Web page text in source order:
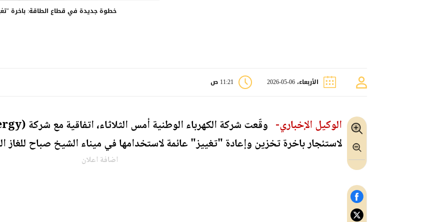
خطوة جديدة في قطاع الطاقة: باخرة
الأربعاء، 06-05-2026 11:21 ص
الوكيل الإخباري-
لاستئجار باخرة تخزين وإعادة "تغييز" عائمة لاستخدامها في ميناء الشيخ صباح للغاز
اضافة اعلان